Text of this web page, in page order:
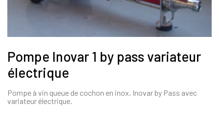
Pompe Inovar 1 by pass variateur
électrique
Pompe à vin queue de cochon en inox, Inovar by Pass avec
variateur électrique.